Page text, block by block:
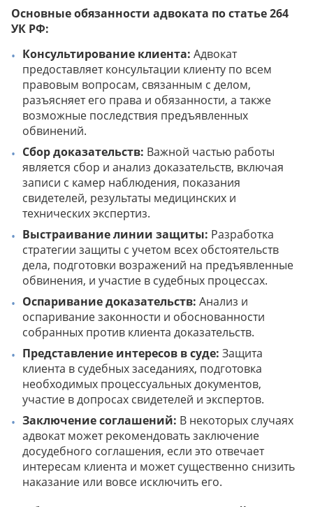
Основные обязанности адвоката по статье 264
УК РФ:
Консультирование клиента: Адвокат
предоставляет консультации клиенту по всем
правовым вопросам, связанным с делом,
разъясняет его права и обязанности, а также
возможные последствия предъявленных
обвинений.
Сбор доказательств: Важной частью работы
является сбор и анализ доказательств, включая
записи с камер наблюдения, показания
свидетелей, результаты медицинских и
технических экспертиз.
Выстраивание линии защиты: Разработка
стратегии защиты с учетом всех обстоятельств
дела, подготовки возражений на предъявленные
обвинения, и участие в судебных процессах.
Оспаривание доказательств: Анализ и
оспаривание законности и обоснованности
собранных против клиента доказательств.
Представление интересов в суде: Защита
клиента в судебных заседаниях, подготовка
необходимых процессуальных документов,
участие в допросах свидетелей и экспертов.
Заключение соглашений: В некоторых случаях
адвокат может рекомендовать заключение
досудебного соглашения, если это отвечает
интересам клиента и может существенно снизить
наказание или вовсе исключить его.